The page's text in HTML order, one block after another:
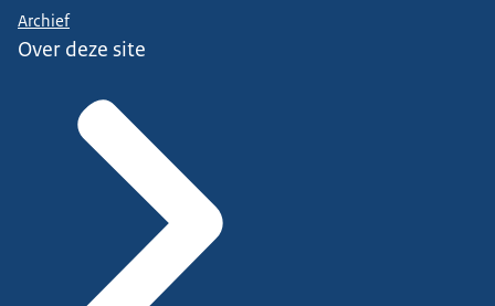
Archief
Over deze site